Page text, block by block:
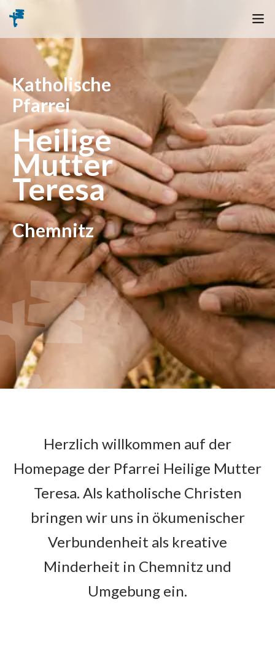
Katholische
Pfarrei
Heilige
Mutter
Teresa
Chemnitz
Herzlich willkommen auf der
Homepage der Pfarrei Heilige Mutter
Teresa. Als katholische Christen
bringen wir uns in ökumenischer
Verbundenheit als kreative
Minderheit in Chemnitz und
Umgebung ein.